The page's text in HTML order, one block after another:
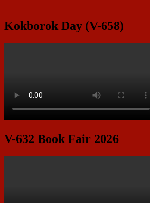
Kokborok Day (V-658)
V-632 Book Fair 2026